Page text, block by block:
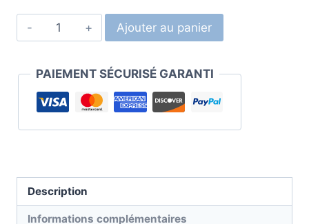
Ajouter au panier
PAIEMENT SÉCURISÉ GARANTI
Description
Informations complémentaires